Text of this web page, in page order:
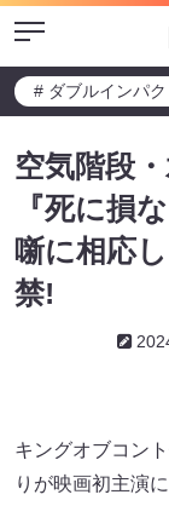
Menu
# ダブルインパ
空気階段
『死に損
噺に相応
禁!
キングオブコン
りが映画初主演